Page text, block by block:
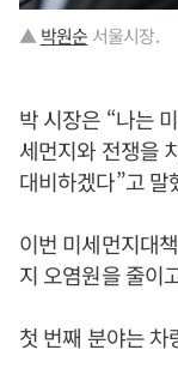
▲ 박원순 서울시장.
박 시장은 “나는
세먼지와 전쟁을
대비하겠다”고 말
이번 미세먼지대
지 오염원을 줄이
첫 번째 분야는 차